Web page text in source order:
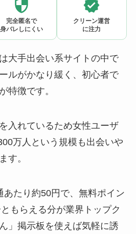
完全匿名で
身バレしにくい
クリーン運営
に注力
大手出会い系サイトの中で
ルがかなり緩く、初心者で
特徴です。
入れているため女性ユーザ
万人という規模も出会いや
す。
あたり約50円で、無料ポイン
もらえる分が業界トップク
」掲示板を使えば気軽に誘